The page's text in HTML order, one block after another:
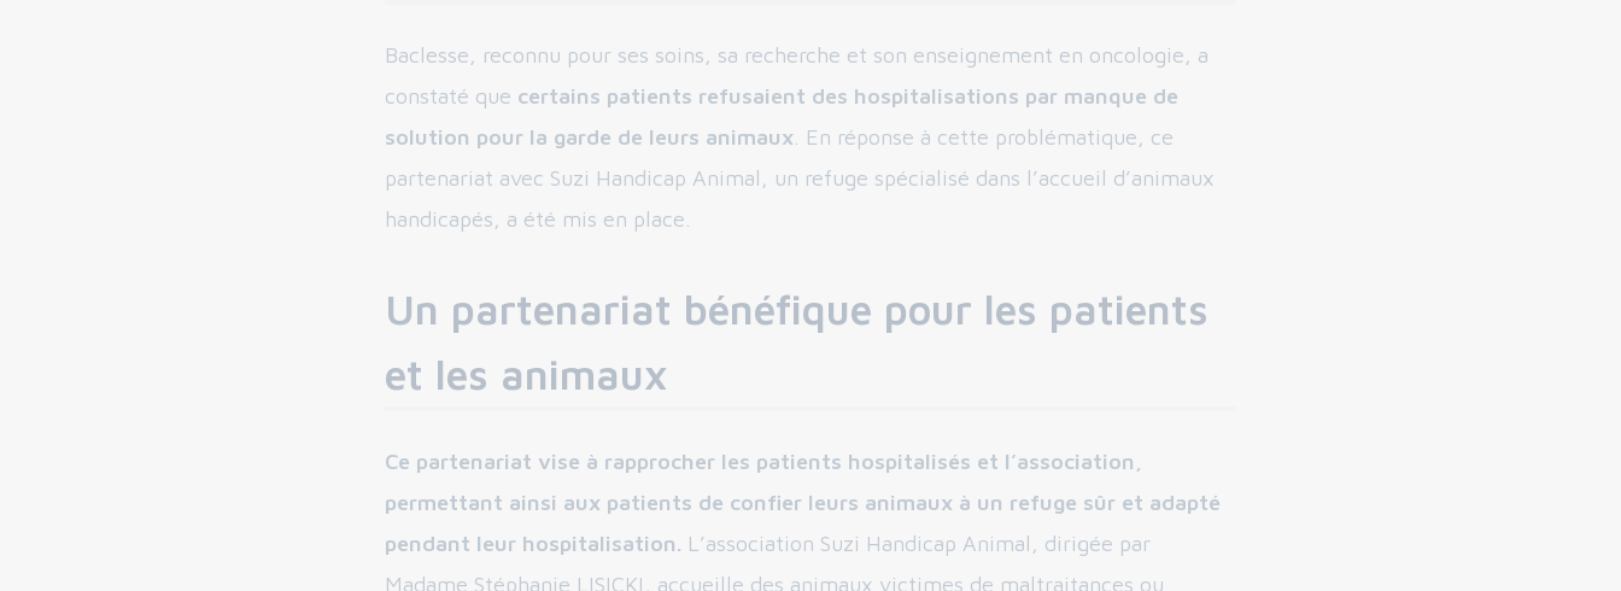
Baclesse, reconnu pour ses soins, sa recherche et son enseignement en oncologie, a
constaté que certains patients refusaient des hospitalisations par manque de
solution pour la garde de leurs animaux . En réponse à cette problématique, ce
partenariat avec Suzi Handicap Animal, un refuge spécialisé dans l’accueil d’animaux
handicapés, a été mis en place.
Un partenariat bénéfique pour les patients
et les animaux
Ce partenariat vise à rapprocher les patients hospitalisés et l’association,
permettant ainsi aux patients de confier leurs animaux à un refuge sûr et adapté
pendant leur hospitalisation. L’association Suzi Handicap Animal, dirigée par
Madame Stéphanie LISICKI, accueille des animaux victimes de maltraitances ou